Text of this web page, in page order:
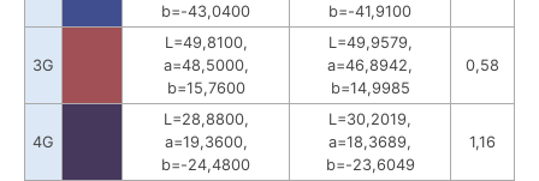
b=-43,0400
b=-41,9100
3G
L=49,8100,
a=48,5000,
b=15,7600
L=49,9579,
a=46,8942,
b=14,9985
0,58
4G
L=28,8800,
a=19,3600,
b=-24,4800
L=30,2019,
a=18,3689,
b=-23,6049
1,16